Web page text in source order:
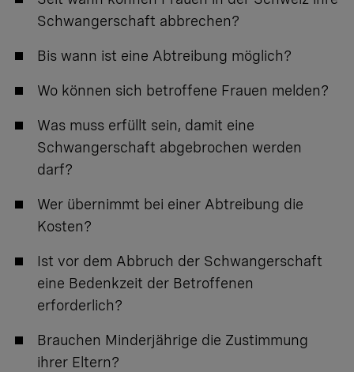
Schwangerschaft abbrechen?
Bis wann ist eine Abtreibung möglich?
Wo können sich betroffene Frauen melden?
Was muss erfüllt sein, damit eine
Schwangerschaft abgebrochen werden
darf?
Wer übernimmt bei einer Abtreibung die
Kosten?
Ist vor dem Abbruch der Schwangerschaft
eine Bedenkzeit der Betroffenen
erforderlich?
Brauchen Minderjährige die Zustimmung
ihrer Eltern?